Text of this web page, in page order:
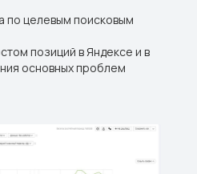
по целевым поисковым
позиций в Яндексе и в
основных проблем